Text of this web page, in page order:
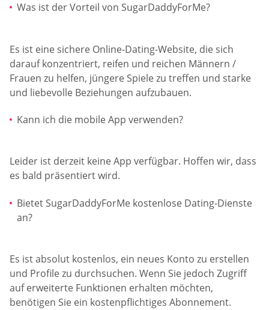
Was ist der Vorteil von SugarDaddyForMe?
Es ist eine sichere Online-Dating-Website, die sich
darauf konzentriert, reifen und reichen Männern /
Frauen zu helfen, jüngere Spiele zu treffen und starke
und liebevolle Beziehungen aufzubauen.
Kann ich die mobile App verwenden?
Leider ist derzeit keine App verfügbar. Hoffen wir, dass
es bald präsentiert wird.
Bietet SugarDaddyForMe kostenlose Dating-Dienste
an?
Es ist absolut kostenlos, ein neues Konto zu erstellen
und Profile zu durchsuchen. Wenn Sie jedoch Zugriff
auf erweiterte Funktionen erhalten möchten,
benötigen Sie ein kostenpflichtiges Abonnement.